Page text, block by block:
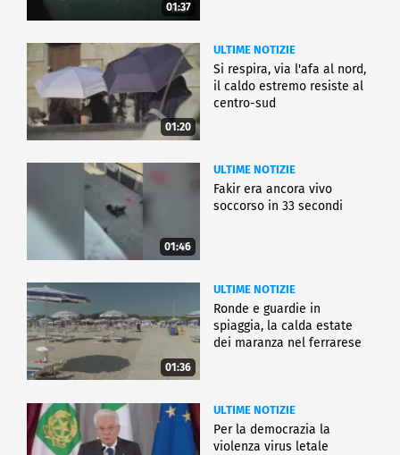
01:37
01:20
ULTIME NOTIZIE
Si respira, via l'afa al nord,
il caldo estremo resiste al
centro-sud
01:46
ULTIME NOTIZIE
Fakir era ancora vivo
soccorso in 33 secondi
01:36
ULTIME NOTIZIE
Ronde e guardie in
spiaggia, la calda estate
dei maranza nel ferrarese
ULTIME NOTIZIE
Per la democrazia la
violenza virus letale